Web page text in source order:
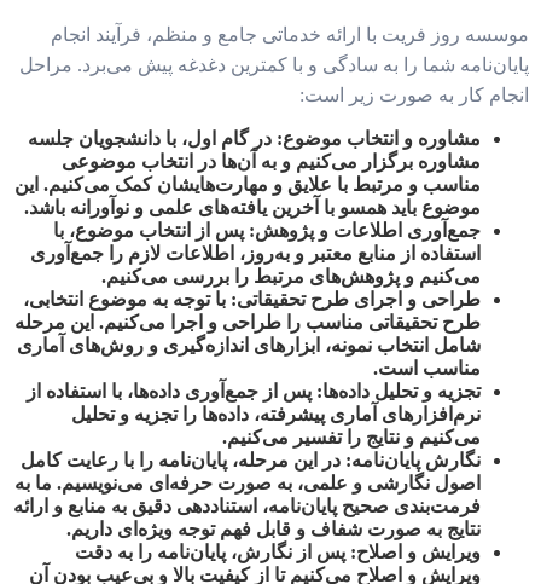
موسسه روز فریت با ارائه خدماتی جامع و منظم، فرآیند انجام
پایان‌نامه شما را به سادگی و با کمترین دغدغه پیش می‌برد. مراحل
انجام کار به صورت زیر است:
مشاوره و انتخاب موضوع: در گام اول، با دانشجویان جلسه
مشاوره برگزار می‌کنیم و به آن‌ها در انتخاب موضوعی
مناسب و مرتبط با علایق و مهارت‌هایشان کمک می‌کنیم. این
موضوع باید همسو با آخرین یافته‌های علمی و نوآورانه باشد.
جمع‌آوری اطلاعات و پژوهش: پس از انتخاب موضوع، با
استفاده از منابع معتبر و به‌روز، اطلاعات لازم را جمع‌آوری
می‌کنیم و پژوهش‌های مرتبط را بررسی می‌کنیم.
طراحی و اجرای طرح تحقیقاتی: با توجه به موضوع انتخابی،
طرح تحقیقاتی مناسب را طراحی و اجرا می‌کنیم. این مرحله
شامل انتخاب نمونه، ابزارهای اندازه‌گیری و روش‌های آماری
مناسب است.
تجزیه و تحلیل داده‌ها: پس از جمع‌آوری داده‌ها، با استفاده از
نرم‌افزارهای آماری پیشرفته، داده‌ها را تجزیه و تحلیل
می‌کنیم و نتایج را تفسیر می‌کنیم.
نگارش پایان‌نامه: در این مرحله، پایان‌نامه را با رعایت کامل
اصول نگارشی و علمی، به صورت حرفه‌ای می‌نویسیم. ما به
فرمت‌بندی صحیح پایان‌نامه، استناددهی دقیق به منابع و ارائه
نتایج به صورت شفاف و قابل فهم توجه ویژه‌ای داریم.
ویرایش و اصلاح: پس از نگارش، پایان‌نامه را به دقت
ویرایش و اصلاح می‌کنیم تا از کیفیت بالا و بی‌عیب بودن آن